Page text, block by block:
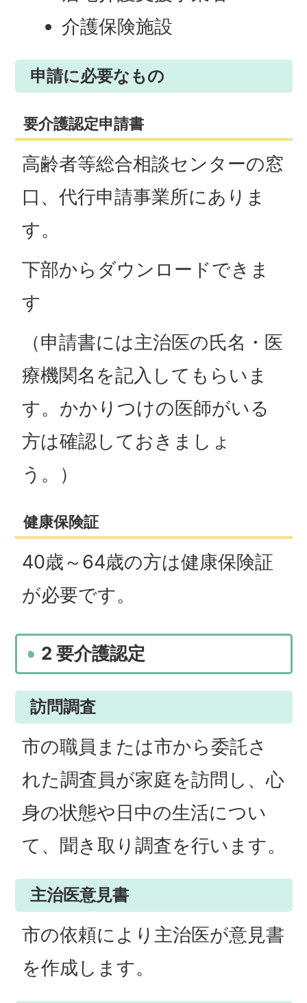
介護保険施設
申請に必要なもの
要介護認定申請書
高齢者等総合相談センターの窓
口、代行申請事業所にありま
す。
下部からダウンロードできま
す
（申請書には主治医の氏名・医
療機関名を記入してもらいま
す。かかりつけの医師がいる
方は確認しておきましょ
う。）
健康保険証
40歳～64歳の方は健康保険証
が必要です。
2 要介護認定
訪問調査
市の職員または市から委託さ
れた調査員が家庭を訪問し、心
身の状態や日中の生活につい
て、聞き取り調査を行います。
主治医意見書
市の依頼により主治医が意見書
を作成します。